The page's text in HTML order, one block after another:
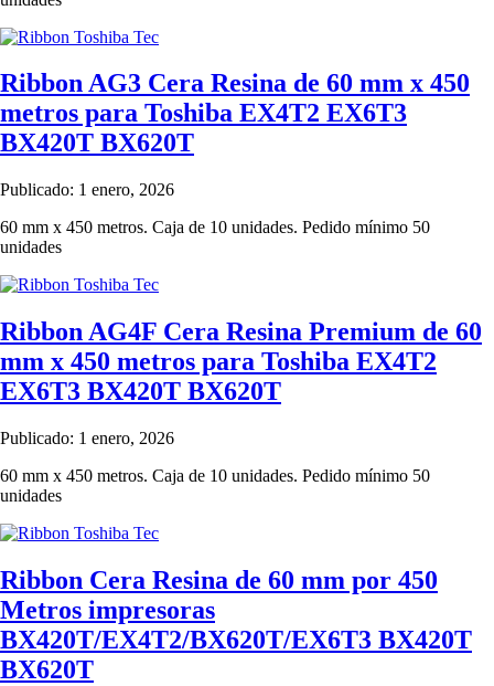
Ribbon AG3 Cera Resina de 60 mm x 450
metros para Toshiba EX4T2 EX6T3
BX420T BX620T
Publicado: 1 enero, 2026
60 mm x 450 metros. Caja de 10 unidades. Pedido mínimo 50
unidades
Ribbon AG4F Cera Resina Premium de 60
mm x 450 metros para Toshiba EX4T2
EX6T3 BX420T BX620T
Publicado: 1 enero, 2026
60 mm x 450 metros. Caja de 10 unidades. Pedido mínimo 50
unidades
Ribbon Cera Resina de 60 mm por 450
Metros impresoras
BX420T/EX4T2/BX620T/EX6T3 BX420T
BX620T